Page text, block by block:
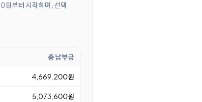
원부터 시작하며, 선택
총 납부금
4,669,200원
5,073,600원